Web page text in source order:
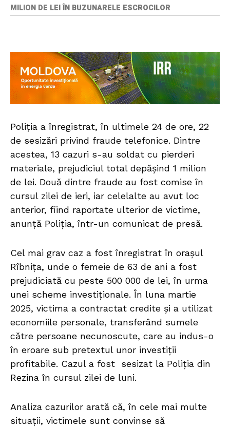
MILION DE LEI ÎN BUZUNARELE ESCROCILOR
Poliția a înregistrat, în ultimele 24 de ore, 22
de sesizări privind fraude telefonice. Dintre
acestea, 13 cazuri s-au soldat cu pierderi
materiale, prejudiciul total depășind 1 milion
de lei. Două dintre fraude au fost comise în
cursul zilei de ieri, iar celelalte au avut loc
anterior, fiind raportate ulterior de victime,
anunță Poliția, într-un comunicat de presă.
Cel mai grav caz a fost înregistrat în orașul
Rîbnița, unde o femeie de 63 de ani a fost
prejudiciată cu peste 500 000 de lei, în urma
unei scheme investiționale. În luna martie
2025, victima a contractat credite și a utilizat
economiile personale, transferând sumele
către persoane necunoscute, care au indus-o
în eroare sub pretextul unor investiții
profitabile. Cazul a fost sesizat la Poliția din
Rezina în cursul zilei de luni.
Analiza cazurilor arată că, în cele mai multe
situații, victimele sunt convinse să